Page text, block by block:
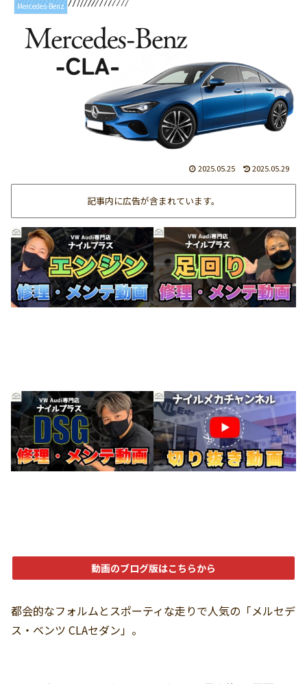
Mercedes-Benz
2025.05.25 2025.05.29
記事内に広告が含まれています。
動画のブログ版はこちらから
都会的なフォルムとスポーティな走りで人気の「メルセデ
ス・ベンツ CLAセダン」。